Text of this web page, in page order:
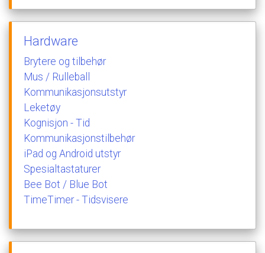
Hardware
Brytere og tilbehør
Mus / Rulleball
Kommunikasjonsutstyr
Leketøy
Kognisjon - Tid
Kommunikasjonstilbehør
iPad og Android utstyr
Spesialtastaturer
Bee Bot / Blue Bot
TimeTimer - Tidsvisere